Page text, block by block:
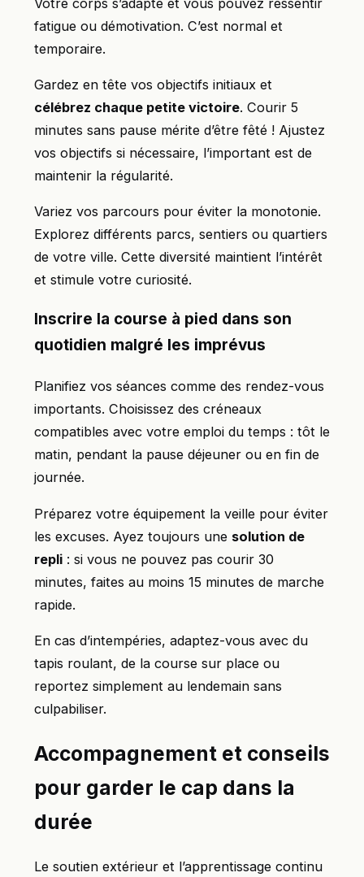
fatigue ou démotivation. C’est normal et
temporaire.
Gardez en tête vos objectifs initiaux et
célébrez chaque petite victoire. Courir 5
minutes sans pause mérite d’être fêté ! Ajustez
vos objectifs si nécessaire, l’important est de
maintenir la régularité.
Variez vos parcours pour éviter la monotonie.
Explorez différents parcs, sentiers ou quartiers
de votre ville. Cette diversité maintient l’intérêt
et stimule votre curiosité.
Inscrire la course à pied dans son
quotidien malgré les imprévus
Planifiez vos séances comme des rendez-vous
importants. Choisissez des créneaux
compatibles avec votre emploi du temps : tôt le
matin, pendant la pause déjeuner ou en fin de
journée.
Préparez votre équipement la veille pour éviter
les excuses. Ayez toujours une solution de
repli : si vous ne pouvez pas courir 30
minutes, faites au moins 15 minutes de marche
rapide.
En cas d’intempéries, adaptez-vous avec du
tapis roulant, de la course sur place ou
reportez simplement au lendemain sans
culpabiliser.
Accompagnement et conseils
pour garder le cap dans la
durée
Le soutien extérieur et l’apprentissage continu